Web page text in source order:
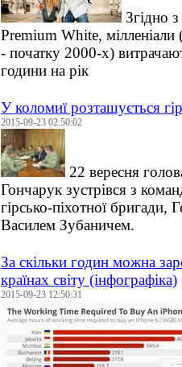
Згідно
Premium White,
- початку 2000-х)
години на рік
У коломиї розташується
2015-09-23 02:50:02
22 вересня
Гончарук зустрівся з
гірсько-піхотної бригади,
Василем Зубаничем.
За скільки годин можна
країнах світу (інфографіка)
2015-09-23 12:50:31